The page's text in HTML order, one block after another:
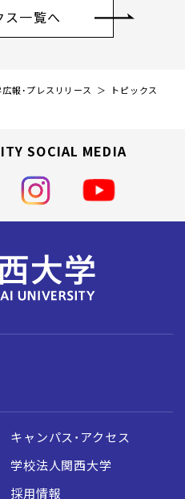
ス一覧へ
報・プレスリリース
トピックス
SOCIAL MEDIA
キャンパス・アクセス
学校法人関西大学
採用情報